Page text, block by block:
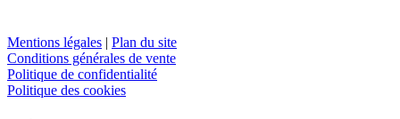
Mentions légales | Plan du site
Conditions générales de vente
Politique de confidentialité
Politique des cookies